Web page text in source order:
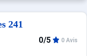
241
0/5 0 Avis